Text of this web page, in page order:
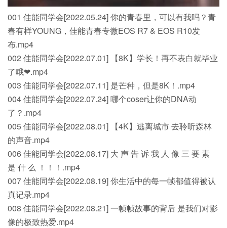
001 佳能同学会[2022.05.24] 你的青春里，可以有我吗？青
春有样YOUNG，佳能青春专微EOS R7 & EOS R10发
布.mp4
002 佳能同学会[2022.07.01] 【8K】学长！再不表白就毕业
了哦❤.mp4
003 佳能同学会[2022.07.11] 是芒种，但是8K！.mp4
004 佳能同学会[2022.07.24] 哪个coser让你的DNA动
了？.mp4
005 佳能同学会[2022.08.01] 【4K】逃离城市 去聆听森林
的声音.mp4
006 佳能同学会[2022.08.17] 大 声 告 诉 我 人 像 三 要 素
是 什 么 ！！！.mp4
007 佳能同学会[2022.08.19] 你生活中的每一帧都值得被认
真记录.mp4
008 佳能同学会[2022.08.21] 一帧帧故事的背后 是我们对影
像的极致热爱.mp4